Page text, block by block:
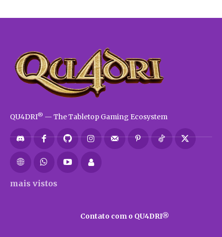
QU4DRI® — The Tabletop Gaming Ecosystem
mais vistos
Contato com o QU4DRI®